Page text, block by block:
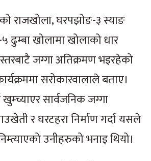
राजखोला, घरपझोङ-३ स्याङ
ढुम्बा खोलामा खोलाको धार
जग्गा अतिक्रमण भइरहेको
सरोकारवालाले बताए।
सार्वजनिक जग्गा
र घरटहरा निर्माण गर्दा यसले
उनीहरुको भनाइ थियो।